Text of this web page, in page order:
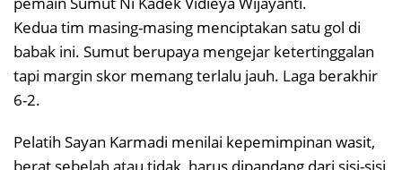
Kedua tim masing-masing menciptakan satu gol di
babak ini. Sumut berupaya mengejar ketertinggalan
tapi margin skor memang terlalu jauh. Laga berakhir
6-2.
Pelatih Sayan Karmadi menilai kepemimpinan wasit,
berat sebelah atau tidak, harus dipandang dari sisi-sisi